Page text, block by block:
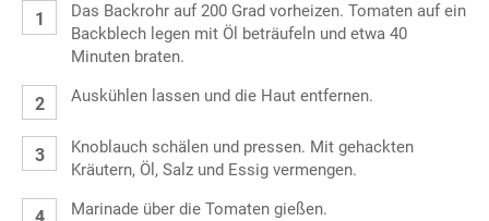
Das Backrohr auf 200 Grad vorheizen. Tomaten auf ein
Backblech legen mit Öl beträufeln und etwa 40
Minuten braten.
Auskühlen lassen und die Haut entfernen.
Knoblauch schälen und pressen. Mit gehackten
Kräutern, Öl, Salz und Essig vermengen.
Marinade über die Tomaten gießen.